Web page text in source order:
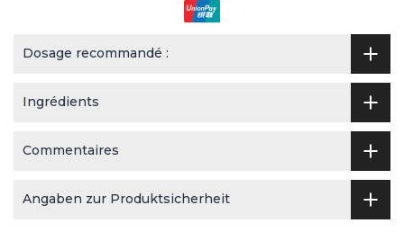
Dosage recommandé :
Ingrédients
Commentaires
Angaben zur Produktsicherheit